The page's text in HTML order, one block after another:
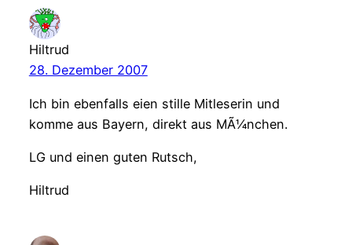
Hiltrud
28. Dezember 2007
Ich bin ebenfalls eien stille Mitleserin und
komme aus Bayern, direkt aus MÃ¼nchen.
LG und einen guten Rutsch,
Hiltrud